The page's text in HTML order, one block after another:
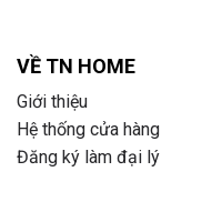
VỀ TN HOME
Giới thiệu
Hệ thống cửa hàng
Đăng ký làm đại lý